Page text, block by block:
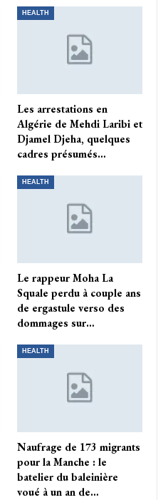
HEALTH
Les arrestations en
Algérie de Mehdi Laribi et
Djamel Djeha, quelques
cadres présumés…
HEALTH
Le rappeur Moha La
Squale perdu à couple ans
de ergastule verso des
dommages sur…
HEALTH
Naufrage de 173 migrants
pour la Manche : le
batelier du baleinière
voué à un an de…